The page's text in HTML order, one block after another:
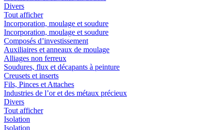
Divers
Tout afficher
Incorporation, moulage et soudure
Incorporation, moulage et soudure
Composés d’investissement
Auxiliaires et anneaux de moulage
Alliages non ferreux
Soudures, flux et décapants à peinture
Creusets et inserts
Fils, Pinces et Attaches
Industries de l’or et des métaux précieux
Divers
Tout afficher
Isolation
Isolation